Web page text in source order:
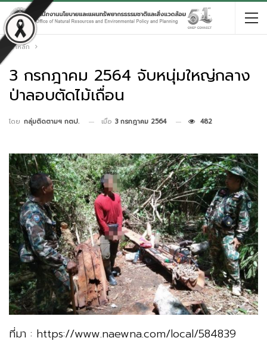
หน้าหลัก
3 กรกฎาคม 2564 จับหนุ่มใหญ่กลาง
ป่าลอบตัดไม้เถื่อน
โดย กลุ่มติดตามฯ กตป. เมื่อ 3 กรกฎาคม 2564 482
ที่มา : https://www.naewna.com/local/584839